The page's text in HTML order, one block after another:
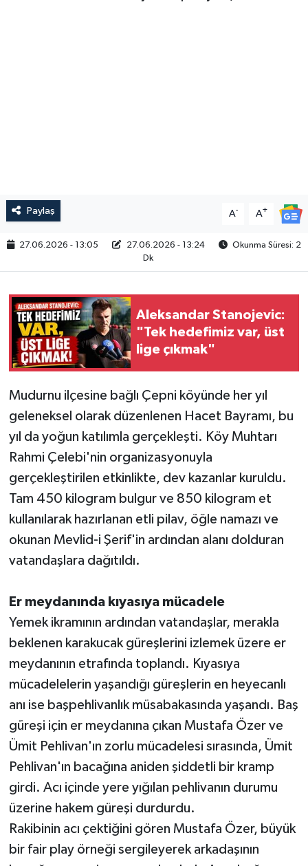
Paylaş A- A+
27.06.2026 - 13:05 27.06.2026 - 13:24
Okunma Süresi: 2
Dk
Aleksandar Stanojevic:
"Tek hedefimiz var, üst
lige çıkmak"
Mudurnu ilçesine bağlı Çepni köyünde her yıl
geleneksel olarak düzenlenen Hacet Bayramı, bu
yıl da yoğun katılımla gerçekleşti. Köy Muhtarı
Rahmi Çelebi'nin organizasyonuyla
gerçekleştirilen etkinlikte, dev kazanlar kuruldu.
Tam 450 kilogram bulgur ve 850 kilogram et
kullanılarak hazırlanan etli pilav, öğle namazı ve
okunan Mevlid-i Şerif'in ardından alanı dolduran
vatandaşlara dağıtıldı.
Er meydanında kıyasıya mücadele
Yemek ikramının ardından vatandaşlar, merakla
beklenen karakucak güreşlerini izlemek üzere er
meydanının etrafında toplandı. Kıyasıya
mücadelelerin yaşandığı güreşlerin en heyecanlı
anı ise başpehlivanlık müsabakasında yaşandı. Baş
güreşi için er meydanına çıkan Mustafa Özer ve
Ümit Pehlivan'ın zorlu mücadelesi sırasında, Ümit
Pehlivan'ın bacağına aniden şiddetli bir kramp
girdi. Acı içinde yere yığılan pehlivanın durumu
üzerine hakem güreşi durdurdu.
Rakibinin acı çektiğini gören Mustafa Özer, büyük
bir fair play örneği sergileyerek arkadaşının